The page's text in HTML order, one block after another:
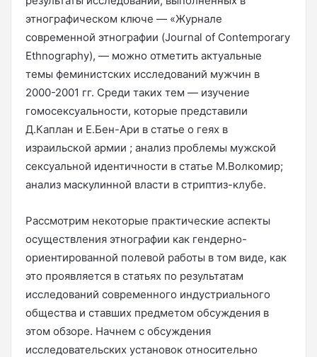
этнографическом ключе — «Журнале
современной этнографии (Journal of Contemporary
Ethnography), — можно отметить актуальные
темы феминистских исследований мужчин в
2000-2001 гг. Среди таких тем — изучение
гомосексуальности, которые представили
Д.Каплан и Е.Бен-Ари в статье о геях в
израильской армии ; анализ проблемы мужской
сексуальной идентичности в статье М.Волкомир;
анализ маскулинной власти в стриптиз-клубе.
Рассмотрим некоторые практические аспекты
осуществления этнографии как гендерно-
ориентированной полевой работы в том виде, как
это проявляется в статьях по результатам
исследований современного индустриального
общества и ставших предметом обсуждения в
этом обзоре. Начнем с обсуждения
исследовательских установок относительно